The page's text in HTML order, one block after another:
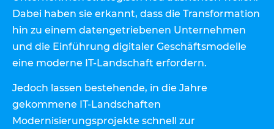
Dabei haben sie erkannt, dass die Transformation
hin zu einem datengetriebenen Unternehmen
und die Einführung digitaler Geschäftsmodelle
eine moderne IT-Landschaft erfordern.
Jedoch lassen bestehende, in die Jahre
gekommene IT-Landschaften
Modernisierungsprojekte schnell zur